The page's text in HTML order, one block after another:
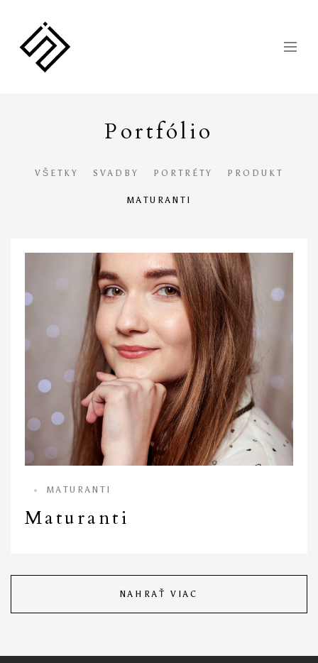
Portfólio
VŠETKY SVADBY PORTRÉTY PRODUKT
MATURANTI
MATURANTI
Maturanti
NAHRAŤ VIAC